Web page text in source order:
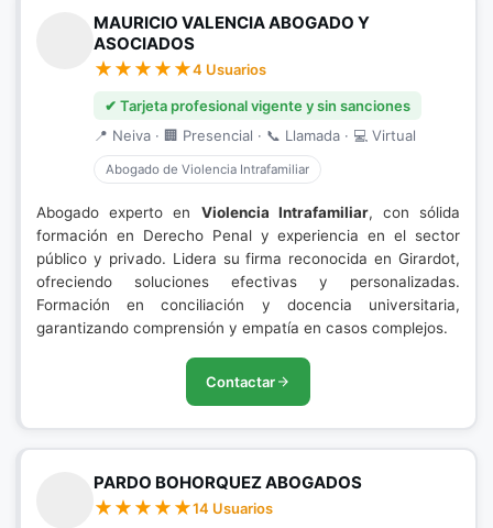
MAURICIO VALENCIA ABOGADO Y
ASOCIADOS
4 Usuarios
✔ Tarjeta profesional vigente y sin sanciones
📍 Neiva · 🏢 Presencial · 📞 Llamada · 💻 Virtual
Abogado de Violencia Intrafamiliar
Abogado experto en Violencia Intrafamiliar, con sólida
formación en Derecho Penal y experiencia en el sector
público y privado. Lidera su firma reconocida en Girardot,
ofreciendo soluciones efectivas y personalizadas.
Formación en conciliación y docencia universitaria,
garantizando comprensión y empatía en casos complejos.
Contactar
PARDO BOHORQUEZ ABOGADOS
14 Usuarios